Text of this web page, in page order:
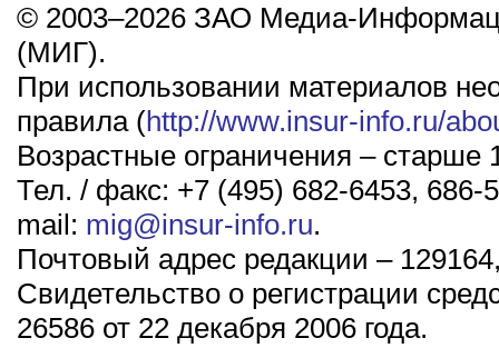
© 2003–2026 ЗАО Медиа-
(МИГ).
При использовании материалов
правила (http://www.insur-info.ru/
Возрастные ограничения – старше
Тел. / факс: +7 (495) 682-6453, 686-
mail: mig@insur-info.ru.
Почтовый адрес редакции –
Свидетельство о регистрации
26586 от 22 декабря 2006 года.